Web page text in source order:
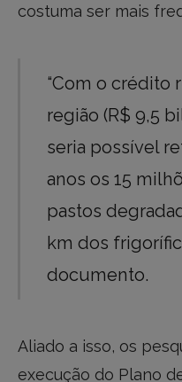
costuma ser mais
“Com o crédito
região (R$ 9,5
seria possível
anos os 15
pastos
km dos
documento.
Aliado a isso, os
execução do Plano